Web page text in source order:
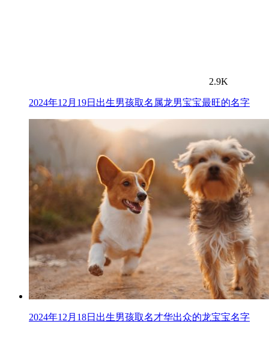
2.9K
2024年12月19日出生男孩取名属龙男宝宝最旺的名字
2024年12月18日出生男孩取名才华出众的龙宝宝名字